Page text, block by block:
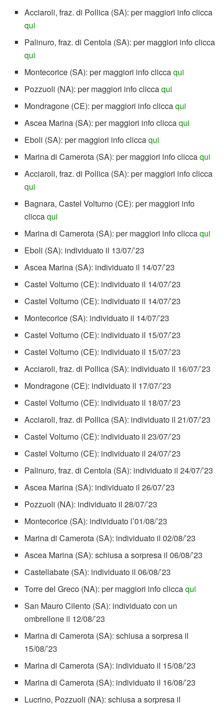
Acciaroli, fraz. di Pollica (SA): per maggiori info clicca
qui
Palinuro, fraz. di Centola (SA): per maggiori info clicca
qui
Montecorice (SA): per maggiori info cliccaqui
Pozzuoli (NA): per maggiori info cliccaqui
Mondragone (CE): per maggiori info cliccaqui
Ascea Marina (SA): per maggiori info cliccaqui
Eboli (SA): per maggiori info cliccaqui
Marina di Camerota (SA): per maggiori info cliccaqui
Acciaroli, fraz. di Pollica (SA): per maggiori info clicca
qui
Bagnara, Castel Volturno (CE): per maggiori info
cliccaqui
Marina di Camerota (SA): per maggiori info cliccaqui
Eboli (SA): individuato il 13/07/’23
Ascea Marina (SA): individuato il 14/07/’23
Castel Volturno (CE): individuato il 14/07/’23
Castel Volturno (CE): individuato il 14/07/’23
Montecorice (SA): individuato il 14/07/’23
Castel Volturno (CE): individuato il 15/07/’23
Castel Volturno (CE): individuato il 15/07/’23
Acciaroli, fraz. di Pollica (SA): individuato il 16/07/’23
Mondragone (CE): individuato il 17/07/’23
Castel Volturno (CE): individuato il 18/07/’23
Acciaroli, fraz. di Pollica (SA): individuato il 21/07/’23
Castel Volturno (CE): individuato il 23/07/’23
Castel Volturno (CE): individuato il 24/07/’23
Palinuro, fraz. di Centola (SA): individuato il 24/07/’23
Ascea Marina (SA): individuato il 26/07/’23
Pozzuoli (NA): individuato il 28/07/’23
Montecorice (SA): individuato l’01/08/’23
Marina di Camerota (SA): individuato il 02/08/’23
Ascea Marina (SA): schiusa a sorpresa il 06/08/’23
Castellabate (SA): individuato il 06/08/’23
Torre del Greco (NA): per maggiori info cliccaqui
San Mauro Cilento (SA): individuato con un
ombrellone il 12/08/’23
Marina di Camerota (SA): schiusa a sorpresa il
15/08/’23
Marina di Camerota (SA): individuato il 15/08/’23
Marina di Camerota (SA): individuato il 16/08/’23
Lucrino, Pozzuoli (NA): schiusa a sorpresa il